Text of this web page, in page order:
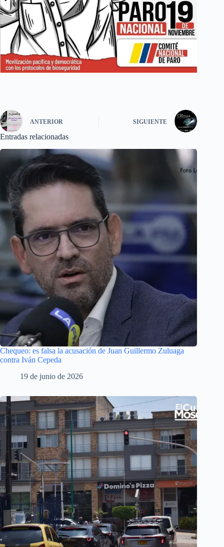
ANTERIOR SIGUIENTE
Entradas relacionadas
Chequeo: es falsa la acusación de Juan Guillermo Zuluaga
contra Iván Cepeda
19 de junio de 2026